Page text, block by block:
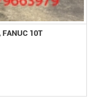
FANUC 10T